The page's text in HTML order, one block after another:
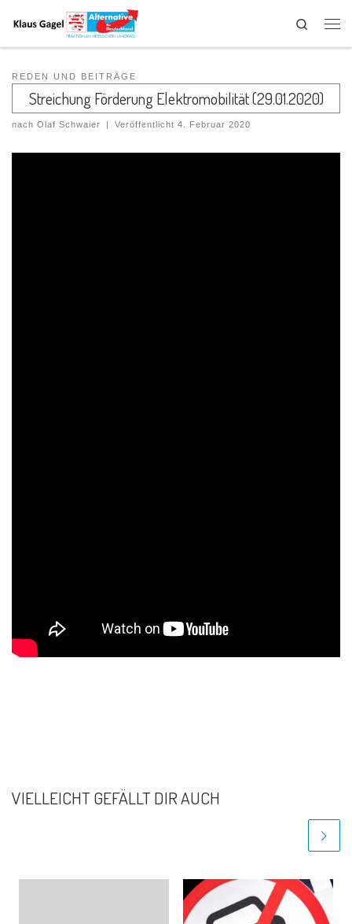
Search
REDEN UND BEITRÄGE
Streichung Förderung Elektromobilität (29.01.2020)
nach Olaf Schwaier | Veröffentlicht4. Februar 2020
VIELLEICHT GEFÄLLT DIR AUCH